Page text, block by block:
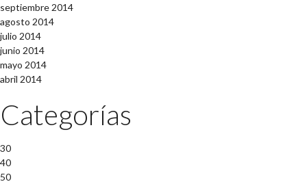
septiembre 2014
agosto 2014
julio 2014
junio 2014
mayo 2014
abril 2014
Categorías
30
40
50